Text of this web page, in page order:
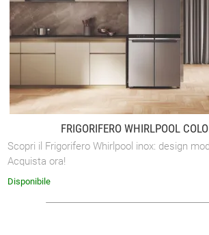
FRIGORIFERO WHIRLPOOL
Scopri il Frigorifero Whirlpool inox: design
Acquista ora!
Disponibile